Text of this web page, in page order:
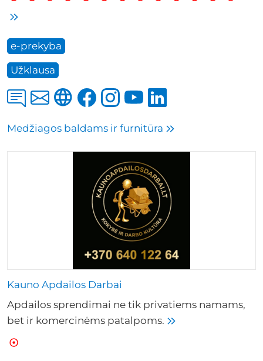
e-prekyba
Užklausa
Medžiagos baldams ir furnitūra
Kauno Apdailos Darbai
Apdailos sprendimai ne tik privatiems namams,
bet ir komercinėms patalpoms.